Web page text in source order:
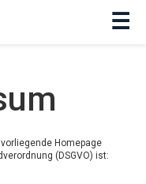
☰
Homepage
(DSGVO) ist: